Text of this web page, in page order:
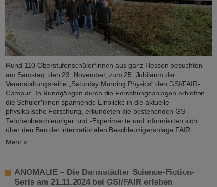
Rund 110 Oberstufenschüler*innen aus ganz Hessen besuchten
am Samstag, den 23. November, zum 25. Jubiläum der
Veranstaltungsreihe „Saturday Morning Physics“ den GSI/FAIR-
Campus. In Rundgängen durch die Forschungsanlagen erhielten
die Schüler*innen spannende Einblicke in die aktuelle
physikalische Forschung, erkundeten die bestehenden GSI-
Teilchenbeschleuniger und -Experimente und informierten sich
über den Bau der internationalen Beschleunigeranlage FAIR.
Mehr »
ANOMALIE – Die Darmstädter Science-Fiction-
Serie am 21.11.2024 bei GSI/FAIR erleben